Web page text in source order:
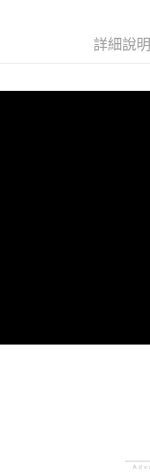
詳細說明